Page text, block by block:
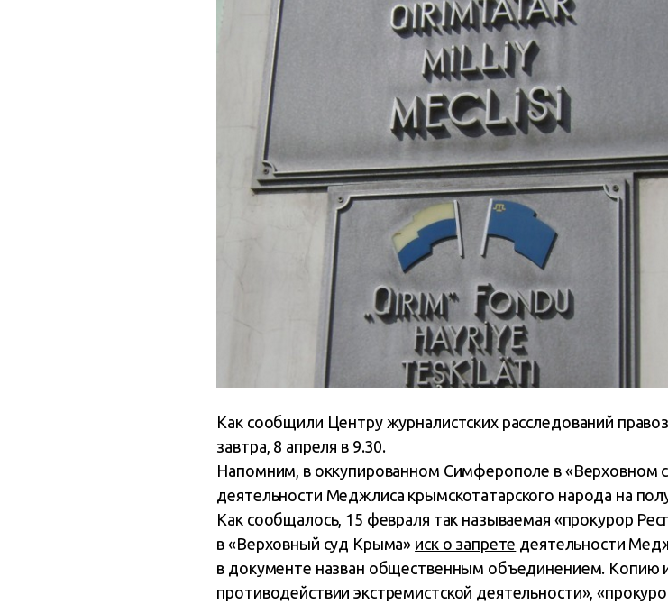
Как сообщили Центру журналистских расследований
завтра, 8 апреля в 9.30.
Напомним, в оккупированном Симферополе в «Верховном
деятельности Меджлиса крымскотатарского народа на
Как сообщалось, 15 февраля так называемая «прокурор
в «Верховный суд Крыма» иск о запрете деятельности
в документе назван общественным объединением. Копию
противодействии экстремистской деятельности»,